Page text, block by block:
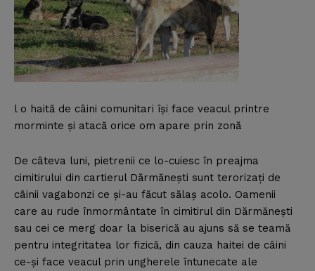
l o haită de câini comunitari îşi face veacul printre
morminte şi atacă orice om apare prin zonă
De câteva luni, pietrenii ce lo-cuiesc în preajma
cimitirului din cartierul Dărmăneşti sunt terorizaţi de
câinii vagabonzi ce şi-au făcut sălaş acolo. Oamenii
care au rude înmormântate în cimitirul din Dărmăneşti
sau cei ce merg doar la biserică au ajuns să se teamă
pentru integritatea lor fizică, din cauza haitei de câini
ce-şi face veacul prin ungherele întunecate ale